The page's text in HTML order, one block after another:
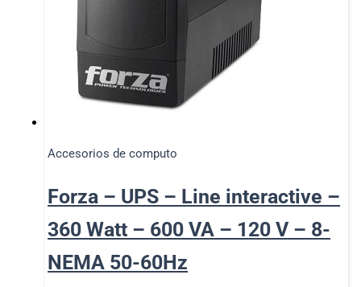
Accesorios de computo
Forza – UPS – Line interactive –
360 Watt – 600 VA – 120 V – 8-
NEMA 50-60Hz